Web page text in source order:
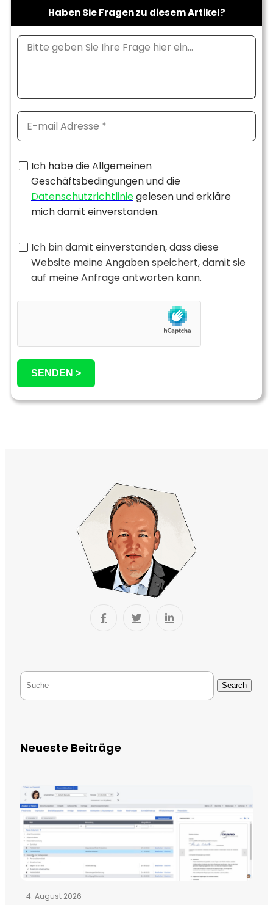
Haben Sie Fragen zu diesem Artikel?
Ich habe die Allgemeinen
Geschäftsbedingungen und die
Datenschutzrichtliniegelesen und erkläre
mich damit einverstanden.
Ich bin damit einverstanden, dass diese
Website meine Angaben speichert, damit sie
auf meine Anfrage antworten kann.
SENDEN >
Search
Neueste Beiträge
4. August 2026